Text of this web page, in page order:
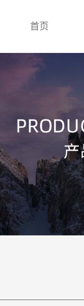
首页